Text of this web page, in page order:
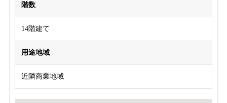
階数
14階建て
用途地域
近隣商業地域